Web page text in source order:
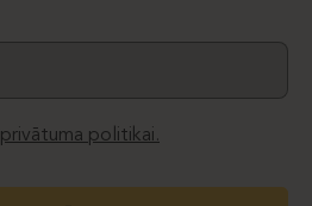
privātuma politikai.